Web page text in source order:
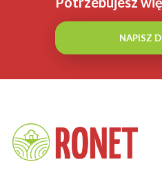
NAPISZ